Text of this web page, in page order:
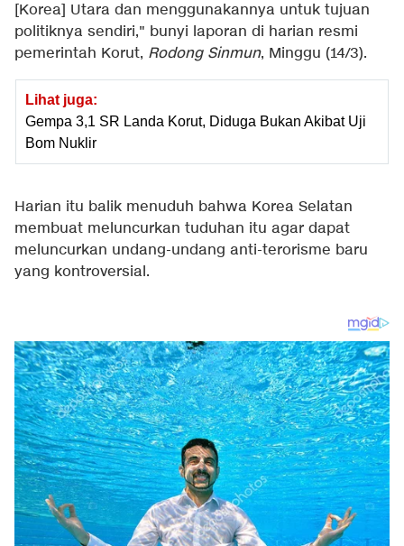
[Korea] Utara dan menggunakannya untuk tujuan
politiknya sendiri," bunyi laporan di harian resmi
pemerintah Korut, Rodong Sinmun, Minggu (14/3).
Lihat juga:
Gempa 3,1 SR Landa Korut, Diduga Bukan Akibat Uji
Bom Nuklir
Harian itu balik menuduh bahwa Korea Selatan
membuat meluncurkan tuduhan itu agar dapat
meluncurkan undang-undang anti-terorisme baru
yang kontroversial.